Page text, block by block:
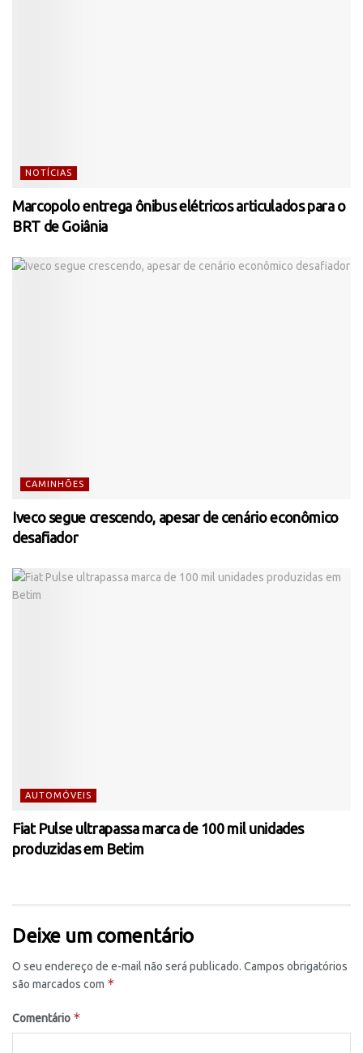
NOTÍCIAS
Marcopolo entrega ônibus elétricos articulados para o
BRT de Goiânia
CAMINHÕES
Iveco segue crescendo, apesar de cenário econômico
desafiador
AUTOMÓVEIS
Fiat Pulse ultrapassa marca de 100 mil unidades
produzidas em Betim
Deixe um comentário
O seu endereço de e-mail não será publicado. Campos obrigatórios
são marcados com *
Comentário *